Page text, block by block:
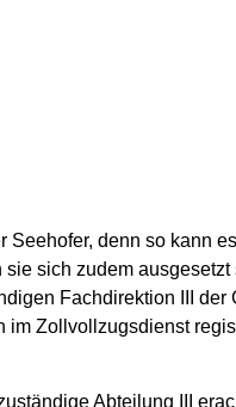
denn so kann
sich zudem
Fachdirektion III der
Zollvollzugsdienst
Abteilung III